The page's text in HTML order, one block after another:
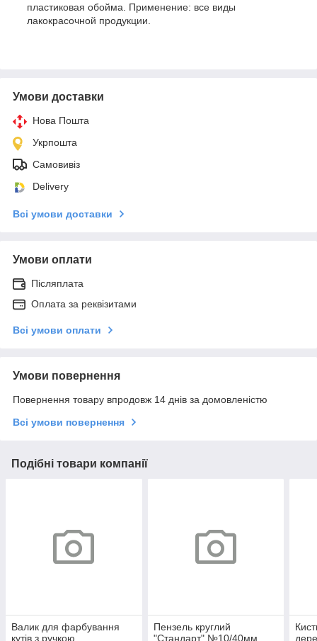
пластиковая обойма. Применение: все виды
лакокрасочной продукции.
Умови доставки
Нова Пошта
Укрпошта
Самовивіз
Delivery
Всі умови доставки
Умови оплати
Післяплата
Оплата за реквізитами
Всі умови оплати
Умови повернення
Повернення товару впродовж 14 днів за домовленістю
Всі умови повернення
Подібні товари компанії
Валик для фарбування
кутів з ручкою
Пензель круглий
"Стандарт" №10/40мм